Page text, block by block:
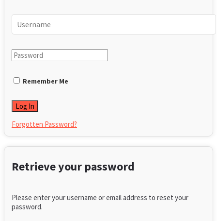
Remember Me
Forgotten Password?
Retrieve your password
Please enter your username or email address to reset your
password.